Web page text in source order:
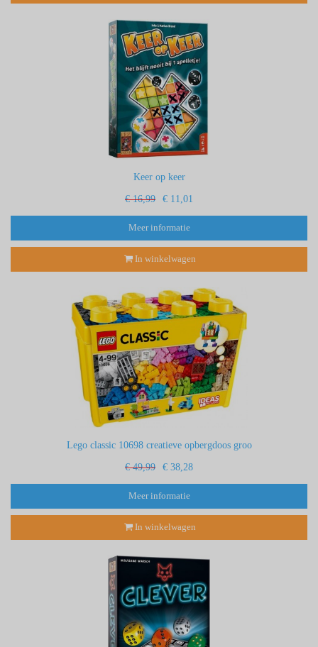
Keer op keer
€ 16,99 € 11,01
Meer informatie
In winkelwagen
Lego classic 10698 creatieve opbergdoos groo
€ 49,99 € 38,28
Meer informatie
In winkelwagen